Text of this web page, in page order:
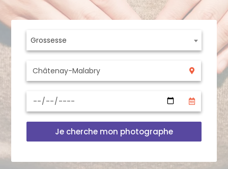
Grossesse
Je cherche mon photographe